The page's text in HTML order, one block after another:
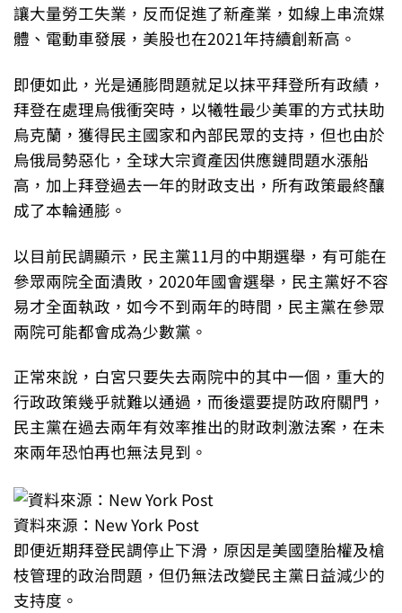
讓大量勞工失業，反而促進了新產業，如線上串流媒
體、電動車發展，美股也在2021年持續創新高。
即便如此，光是通膨問題就足以抹平拜登所有政績，
拜登在處理烏俄衝突時，以犧牲最少美軍的方式扶助
烏克蘭，獲得民主國家和內部民眾的支持，但也由於
烏俄局勢惡化，全球大宗資產因供應鏈問題水漲船
高，加上拜登過去一年的財政支出，所有政策最終釀
成了本輪通膨。
以目前民調顯示，民主黨11月的中期選舉，有可能在
參眾兩院全面潰敗，2020年國會選舉，民主黨好不容
易才全面執政，如今不到兩年的時間，民主黨在參眾
兩院可能都會成為少數黨。
正常來說，白宮只要失去兩院中的其中一個，重大的
行政政策幾乎就難以通過，而後還要提防政府關門，
民主黨在過去兩年有效率推出的財政刺激法案，在未
來兩年恐怕再也無法見到。
資料來源：New York Post
即便近期拜登民調停止下滑，原因是美國墮胎權及槍
枝管理的政治問題，但仍無法改變民主黨日益減少的
支持度。